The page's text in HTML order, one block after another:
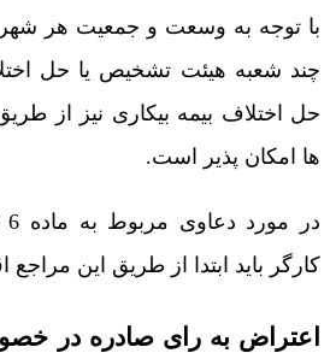
با توجه به وسعت و جمعیت هر
چند شعبه هیئت تشخیص یا حل
حل اختلاف بیمه بیکاری نیز از
ها امکان پذیر است.
کارگر باید ابتدا از طریق این مراجع
اعتراض به رای صادره در